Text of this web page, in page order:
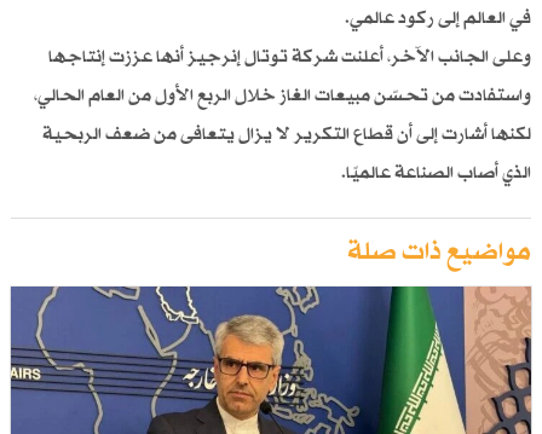
في العالم إلى ركود عالمي.
وعلى الجانب الآخر، أعلنت شركة توتال إنرجيز أنها عززت إنتاجها
واستفادت من تحسّن مبيعات الغاز خلال الربع الأول من العام الحالي،
لكنها أشارت إلى أن قطاع التكرير لا يزال يتعافى من ضعف الربحية
الذي أصاب الصناعة عالميًا.
مواضيع ذات صلة